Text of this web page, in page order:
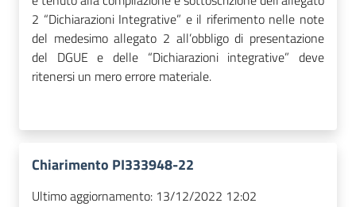
2 “Dichiarazioni Integrative” e il riferimento nelle note
del medesimo allegato 2 all’obbligo di presentazione
del DGUE e delle “Dichiarazioni integrative” deve
ritenersi un mero errore materiale.
Chiarimento PI333948-22
Ultimo aggiornamento: 13/12/2022 12:02